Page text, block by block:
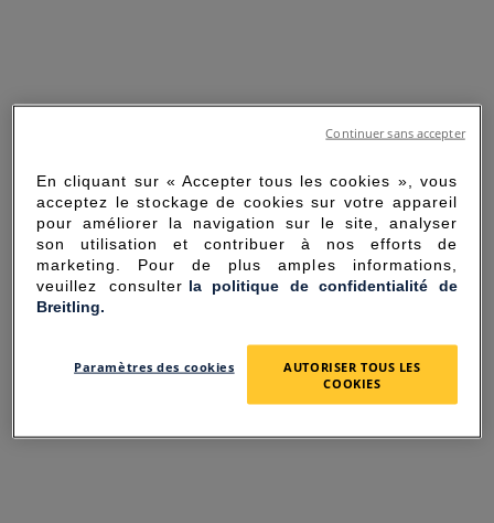
SORRY FOR THE
INCONVENIENCE
UNEXPECTED ERROR OCCURRED.
En cliquant sur « Accepter tous les cookies », vous
acceptez le stockage de cookies sur votre appareil
pour améliorer la navigation sur le site, analyser
son utilisation et contribuer à nos efforts de
marketing. Pour de plus amples informations,
veuillez consulter la politique de confidentialité de
Breitling.
Paramètres des cookies
AUTORISER TOUS LES
COOKIES
Continuer sans accepter